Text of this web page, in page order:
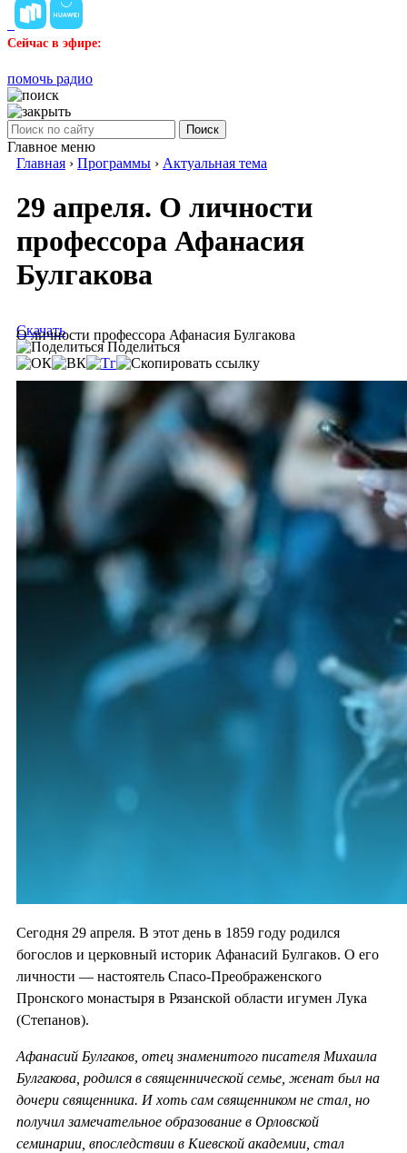
Сейчас в эфире:
помочь радио
Поиск
Главное меню
Главная › Программы › Актуальная тема
29 апреля. О личности
профессора Афанасия
Булгакова
О личности профессора Афанасия Булгакова
Скачать
Поделиться
Сегодня 29 апреля. В этот день в 1859 году родился
богослов и церковный историк Афанасий Булгаков. О его
личности — настоятель Спасо-Преображенского
Пронского монастыря в Рязанской области игумен Лука
(Степанов).
Афанасий Булгаков, отец знаменитого писателя Михаила
Булгакова, родился в священнической семье, женат был на
дочери священника. И хоть сам священником не стал, но
получил замечательное образование в Орловской
семинарии, впоследствии в Киевской академии, стал